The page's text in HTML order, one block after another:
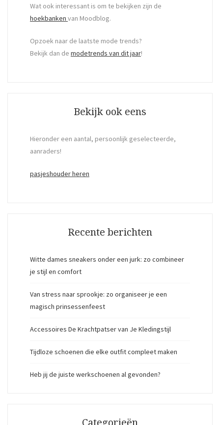
Wat ook interessant is om te bekijken zijn de
hoekbanken van Moodblog.
Opzoek naar de laatste mode trends?
Bekijk dan de modetrends van dit jaar!
Bekijk ook eens
Hieronder een aantal, persoonlijk geselecteerde,
aanraders!
pasjeshouder heren
Recente berichten
Witte dames sneakers onder een jurk: zo combineer
je stijl en comfort
Van stress naar sprookje: zo organiseer je een
magisch prinsessenfeest
Accessoires De Krachtpatser van Je Kledingstijl
Tijdloze schoenen die elke outfit compleet maken
Heb jij de juiste werkschoenen al gevonden?